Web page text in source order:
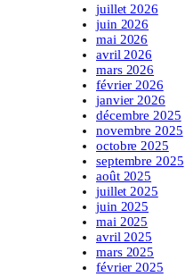
juillet 2026
juin 2026
mai 2026
avril 2026
mars 2026
février 2026
janvier 2026
décembre 2025
novembre 2025
octobre 2025
septembre 2025
août 2025
juillet 2025
juin 2025
mai 2025
avril 2025
mars 2025
février 2025